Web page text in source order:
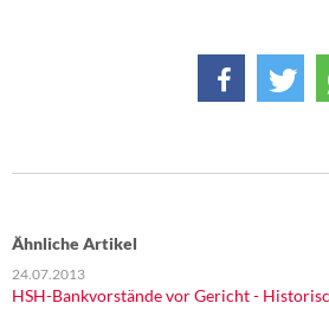
Ähnliche Artikel
24.07.2013
HSH-Bankvorstände vor Gericht -